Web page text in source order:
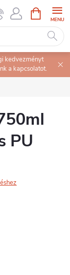
KOSÁR
kedvezményt
a kapcsolatot.
PU